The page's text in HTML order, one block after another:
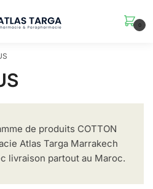
0
de produits COTTON
Atlas Targa Marrakech
livraison partout au Maroc.